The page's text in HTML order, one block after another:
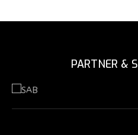
PARTNER &